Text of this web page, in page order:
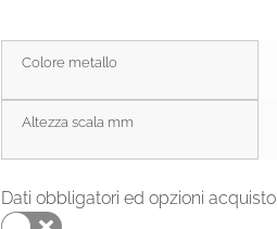
Colore metallo
Altezza scala mm
Dati obbligatori ed opzioni